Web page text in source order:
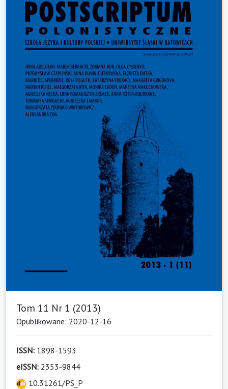
Tom 11 Nr 1 (2013)
Opublikowane: 2020-12-16
ISSN: 1898-1593
eISSN: 2353-9844
10.31261/PS_P